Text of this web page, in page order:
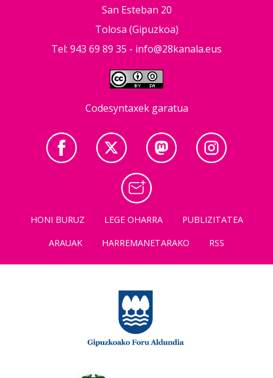
San Esteban 20
Tolosa (Gipuzkoa)
Tel: 943 69 89 35 - info@28kanala.eus
Codesyntaxek garatua
HONI BURUZ LEGE OHARRA
PUBLIZITATEA
ARAUAK
HARREMANETARAKO RSS